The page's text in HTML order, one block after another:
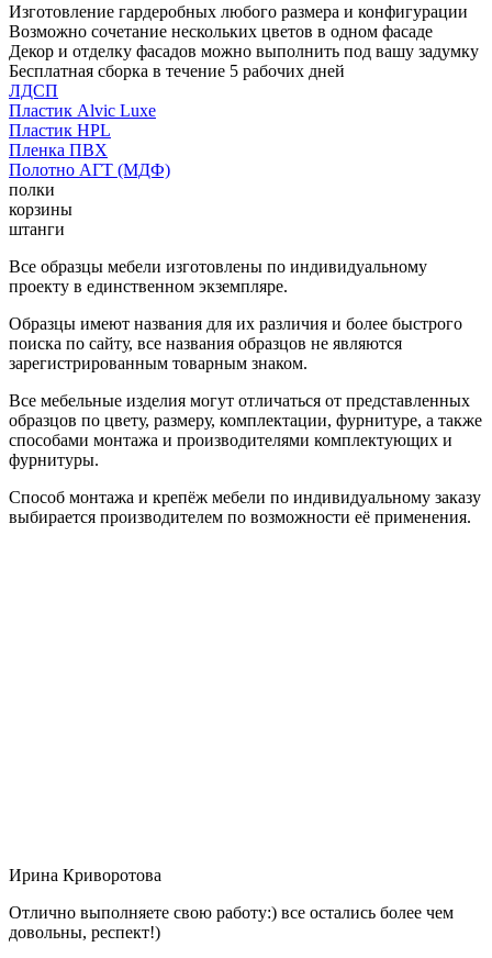
Изготовление гардеробных любого размера и конфигурации
Возможно сочетание нескольких цветов в одном фасаде
Декор и отделку фасадов можно выполнить под вашу задумку
Бесплатная сборка в течение 5 рабочих дней
ЛДСП
Пластик Alvic Luxe
Пластик HPL
Пленка ПВХ
Полотно АГТ (МДФ)
полки
корзины
штанги
Все образцы мебели изготовлены по индивидуальному
проекту в единственном экземпляре.
Образцы имеют названия для их различия и более быстрого
поиска по сайту, все названия образцов не являются
зарегистрированным товарным знаком.
Все мебельные изделия могут отличаться от представленных
образцов по цвету, размеру, комплектации, фурнитуре, а также
способами монтажа и производителями комплектующих и
фурнитуры.
Способ монтажа и крепёж мебели по индивидуальному заказу
выбирается производителем по возможности её применения.
Ирина Криворотова
Отлично выполняете свою работу:) все остались более чем
довольны, респект!)